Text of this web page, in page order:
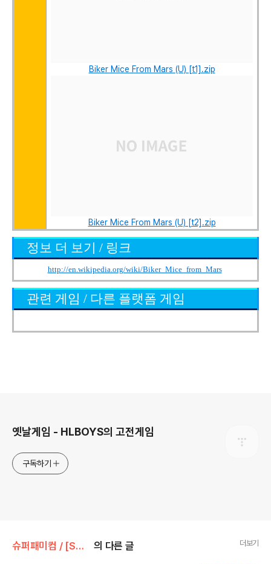
Biker Mice From Mars (U) [t1].zip
Biker Mice From Mars (U) [t2].zip
정보 더 보기 / 링크
http://en.wikipedia.org/wiki/Biker_Mice_from_Mars
관련 게임 / 다른 플랫폼 게임
옛날게임 - HLBOYS의 고전게임
구독하기
슈퍼패미컴 / [SNES] [SFC]/액션/아케이드 의 다른 글 더보기